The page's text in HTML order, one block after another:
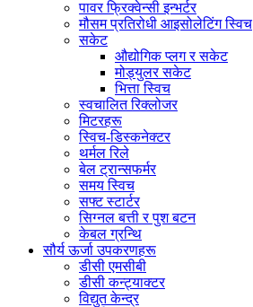
पावर फ्रिक्वेन्सी इन्भर्टर
मौसम प्रतिरोधी आइसोलेटिंग स्विच
सकेट
औद्योगिक प्लग र सकेट
मोड्युलर सकेट
भित्ता स्विच
स्वचालित रिक्लोजर
मिटरहरू
स्विच-डिस्कनेक्टर
थर्मल रिले
बेल ट्रान्सफर्मर
समय स्विच
सफ्ट स्टार्टर
सिग्नल बत्ती र पुश बटन
केबल ग्रन्थि
सौर्य ऊर्जा उपकरणहरू
डीसी एमसीबी
डीसी कन्ट्याक्टर
विद्युत केन्द्र